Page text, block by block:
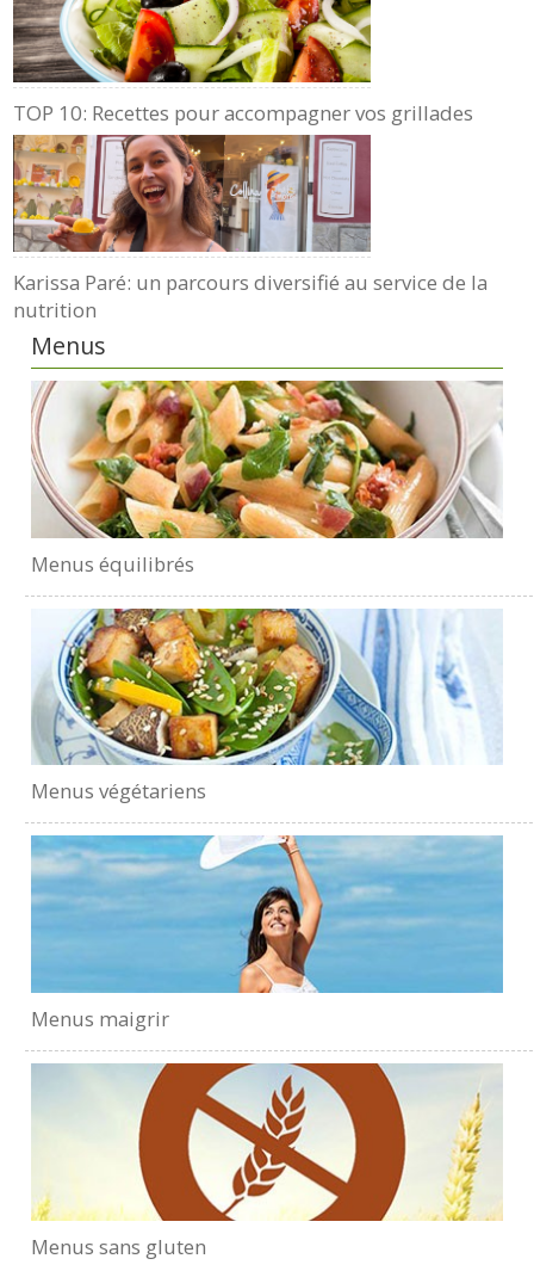
TOP 10: Recettes pour accompagner vos grillades
Karissa Paré: un parcours diversifié au service de la
nutrition
Menus
Menus équilibrés
Menus végétariens
Menus maigrir
Menus sans gluten